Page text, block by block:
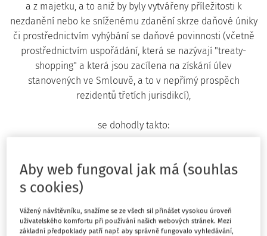
a z majetku, a to aniž by byly vytvářeny příležitosti k
nezdanění nebo ke sníženému zdanění skrze daňové úniky
či prostřednictvím vyhýbání se daňové povinnosti (včetně
prostřednictvím uspořádání, která se nazývají "treaty-
shopping" a která jsou zacílena na získání úlev
stanovených ve Smlouvě, a to v nepřímý prospěch
rezidentů třetích jurisdikcí),
se dohodly takto:
Osoby, na které se Smlouva vztahuje
Tato smlouva se vztahuje na osoby, které jsou rezidenty
jednoho nebo obou smluvních států.
Aby web fungoval jak má (souhlas
s cookies)
Vážený návštěvníku, snažíme se ze všech sil přinášet vysokou úroveň
uživatelského komfortu při používání našich webových stránek. Mezi
základní předpoklady patří např. aby správně fungovalo vyhledávání,